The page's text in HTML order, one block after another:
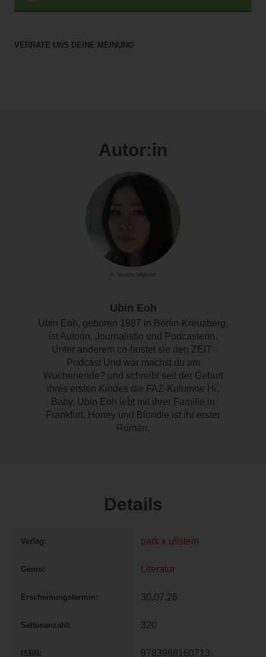
VERRATE UNS DEINE MEINUNG
Autor:in
© Neven Allgeier
Ubin Eoh
Ubin Eoh, geboren 1987 in Berlin-Kreuzberg,
ist Autorin, Journalistin und Podcasterin.
Unter anderem co-hostet sie den ZEIT-
Podcast Und war machst du am
Wochenende? und schreibt seit der Geburt
ihres ersten Kindes die FAZ-Kolumne Hi,
Baby. Ubin Eoh lebt mit ihrer Familie in
Frankfurt. Honey und Blondie ist ihr erster
Roman.
Details
Verlag park x ullstein
Genre Literatur
Erscheinungstermin 30.07.26
Seitenanzahl 320
ISBN 9783988160713